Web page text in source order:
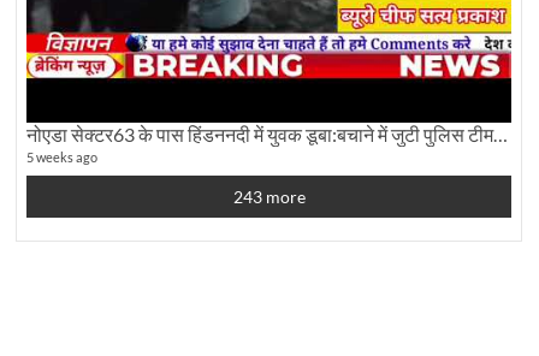
नोएडा सेक्टर63 के पास हिंडननदी में युवक डूबा:बचाने में जुटी पुलिस टीम: देखिए पूरी ग्राउंड रिपोर्टिंग
5 weeks ago
243 more